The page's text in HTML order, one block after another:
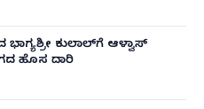
ಕುಲಾಲ್‌ಗೆ ಆಳ್ವಾಸ್
ಹೊಸ ದಾರಿ